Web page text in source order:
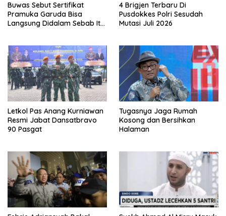
Buwas Sebut Sertifikat
Pramuka Garuda Bisa
Langsung Didalam Sebab Itu
4 Brigjen Terbaru Di
Pusdokkes Polri Sesudah
Mutasi Juli 2026
Letkol Pas Anang Kurniawan
Resmi Jabat Dansatbravo
90 Pasgat
Tugasnya Jaga Rumah
Kosong dan Bersihkan
Halaman